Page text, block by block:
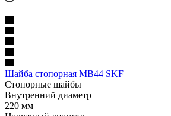
Шайба стопорная MB44 SKF
Стопорные шайбы
Внутренний диаметр
220 мм